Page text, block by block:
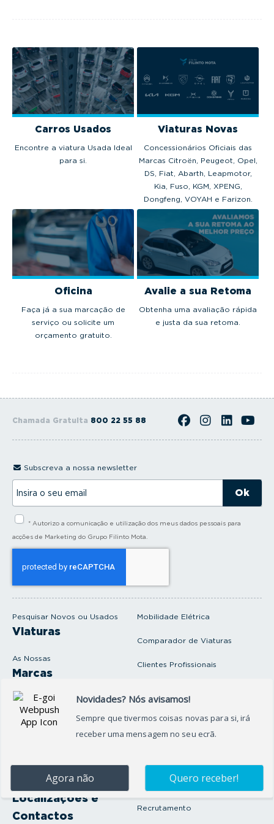
Carros Usados
Encontre a viatura Usada Ideal
para si.
Viaturas Novas
Concessionários Oficiais das
Marcas Citroën, Peugeot, Opel,
DS, Fiat, Abarth, Leapmotor,
Kia, Fuso, KGM, XPENG,
Dongfeng, VOYAH e Farizon.
Oficina
Faça já a sua marcação de
serviço ou solicite um
orçamento gratuito.
Avalie a sua Retoma
Obtenha uma avaliação rápida
e justa da sua retoma.
Chamada Gratuita 800 22 55 88
Pesquisar Novos ou Usados
Viaturas
As Nossas
Marcas
Produtos e serviços
Oficina
Onde Estamos
Localizações e
Contactos
Mobilidade Elétrica
Comparador de Viaturas
Clientes Profissionais
Seguros Protector
Artigos e Notícias
Recrutamento
Subscreva a nossa newsletter
s
l
* Autorizo a comunicação e utilização dos meus dados pessoais para
acções de Marketing do Grupo Filinto Mota.